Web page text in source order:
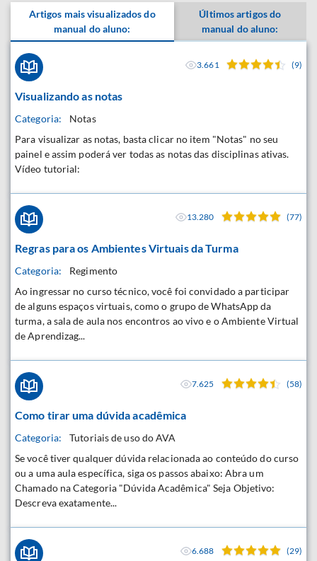
Artigos mais visualizados do
manual do aluno:
Últimos artigos do
manual do aluno:
Visualizando as notas
Categoria:
Notas
Para visualizar as notas, basta clicar no item "Notas" no seu
painel e assim poderá ver todas as notas das disciplinas ativas.
Vídeo tutorial:
3.661 (9)
Regras para os Ambientes Virtuais da Turma
Categoria:
Regimento
Ao ingressar no curso técnico, você foi convidado a participar
de alguns espaços virtuais, como o grupo de WhatsApp da
turma, a sala de aula nos encontros ao vivo e o Ambiente Virtual
de Aprendizag...
13.280 (77)
Como tirar uma dúvida acadêmica
Categoria:
Tutoriais de uso do AVA
Se você tiver qualquer dúvida relacionada ao conteúdo do curso
ou a uma aula específica, siga os passos abaixo: Abra um
Chamado na Categoria "Dúvida Acadêmica" Seja Objetivo:
Descreva exatamente...
7.625 (58)
6.688 (29)